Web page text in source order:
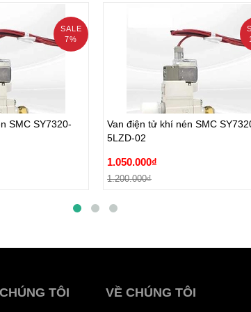
SALE
7%
SMC SY7320-
SMC SY7320-
Van điện tử khí nén SMC
5LZD-02
1.050.000₫
1.200.000₫
Van điện tử khí nén SMC
1.050.000₫
TÔI VỀ CHÚNG TÔI